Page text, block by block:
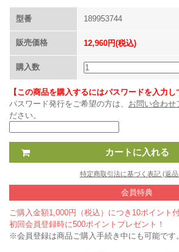
型番 189953744
販売価格 12,960円(税込)
購入数
【この商品を購入するにはパスワードを入力し
パスワード発行をご希望の方は、 お問い合わ
ださい。
特定商取引法に基づく表記 (返
会員特典
ご購入金額1,000円（税込）につき10ポイント
初回会員登録時に500ポイントプレゼント！
※会員登録は商品ご購入手続き中にも可能です。